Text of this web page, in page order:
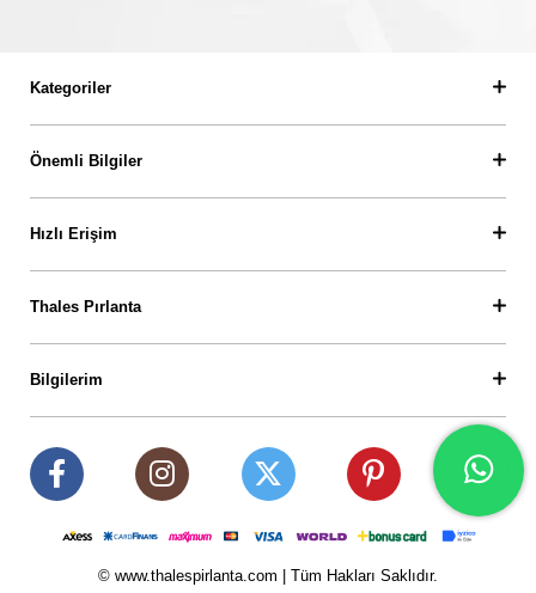
Kategoriler
Önemli Bilgiler
Hızlı Erişim
Thales Pırlanta
Bilgilerim
© www.thalespirlanta.com | Tüm Hakları Saklıdır.